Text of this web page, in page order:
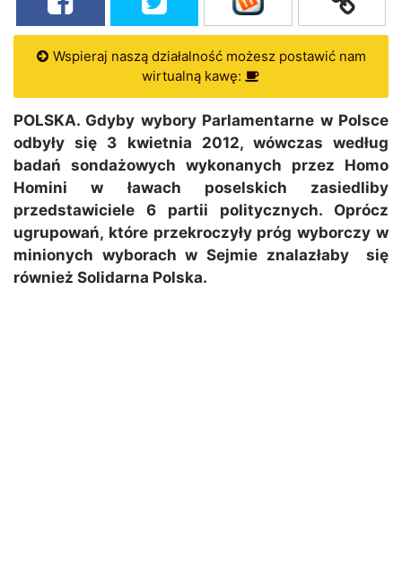
Wspieraj naszą działalność możesz postawić nam
wirtualną kawę:
POLSKA. Gdyby wybory Parlamentarne w Polsce
odbyły się 3 kwietnia 2012, wówczas według
badań sondażowych wykonanych przez Homo
Homini w ławach poselskich zasiedliby
przedstawiciele 6 partii politycznych. Oprócz
ugrupowań, które przekroczyły próg wyborczy w
minionych wyborach w Sejmie znalazłaby się
również Solidarna Polska.